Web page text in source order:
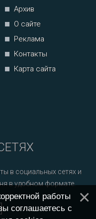
Архив
О сайте
Реклама
Контакты
Карта сайта
в социальных сетях и
в удобном формате.
работы
соглашаетесь с